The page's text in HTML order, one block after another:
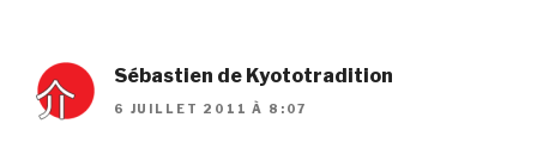
Sébastien de Kyototradition
6 JUILLET 2011 À 8:07